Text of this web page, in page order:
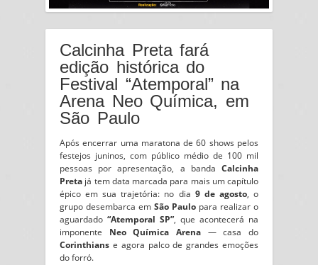
Calcinha Preta fará
edição histórica do
Festival “Atemporal” na
Arena Neo Química, em
São Paulo
Após encerrar uma maratona de 60 shows pelos
festejos juninos, com público médio de 100 mil
pessoas por apresentação, a banda Calcinha
Preta já tem data marcada para mais um capítulo
épico em sua trajetória: no dia 9 de agosto, o
grupo desembarca em São Paulo para realizar o
aguardado “Atemporal SP”, que acontecerá na
imponente Neo Química Arena — casa do
Corinthians e agora palco de grandes emoções
do forró.